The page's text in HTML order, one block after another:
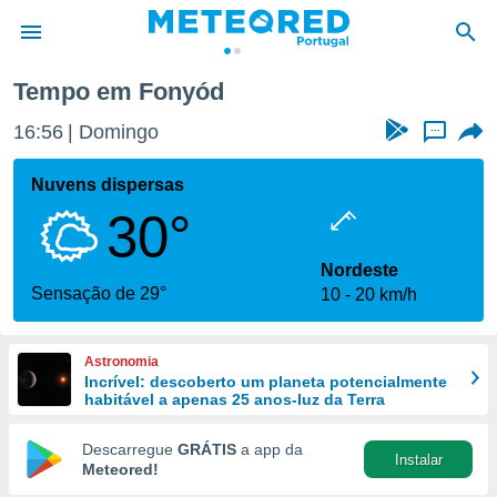
da
foi
fornecidas
a este
das
e
forma
digital
Tempo em Fonyód
16:56 Domingo ...
Nuvens dispersas
30°
Sensação de 29°
Nordeste
10
20 km/h
Astronomia
Incrível: descoberto um planeta potencialmente
habitável a apenas 25 anos-luz da Terra
Descarregue GRÁTIS a app da
Meteored!
Instalar